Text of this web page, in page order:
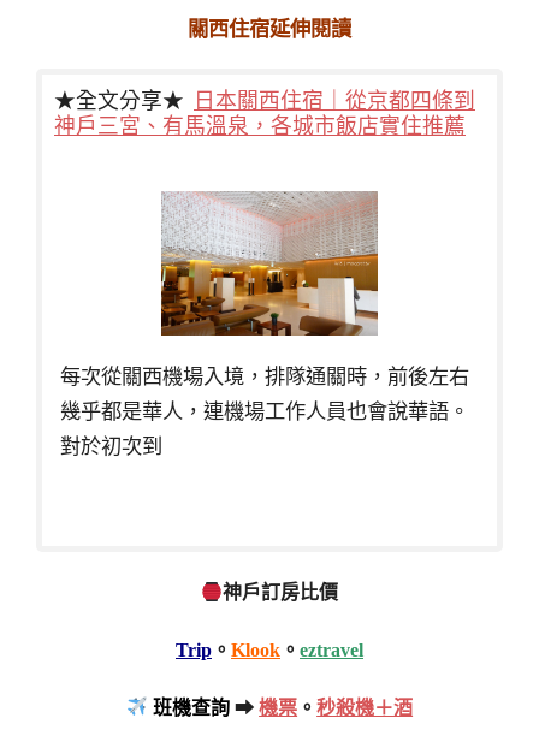
關西住宿延伸閱讀
★全文分享★ 日本關西住宿｜從京都四條到
神戶三宮、有馬溫泉，各城市飯店實住推薦
每次從關西機場入境，排隊通關時，前後左右
幾乎都是華人，連機場工作人員也會說華語。
對於初次到
神戶訂房比價
Trip 。 Klook 。 eztravel
班機查詢 ➡機票 。秒殺機＋酒